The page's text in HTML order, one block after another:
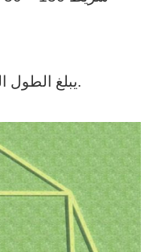
يبلغ الطول القياسي للمواد المدرجة 6 أمتار.